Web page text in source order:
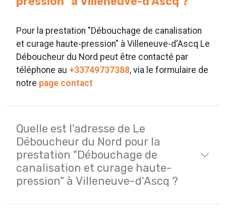
Pour la prestation "Débouchage de canalisation
et curage haute-pression" à Villeneuve-d'Ascq Le
Déboucheur du Nord peut être contacté par
téléphone au +33749737388, via le formulaire de
notre page contact
Quelle est l'adresse de Le
Déboucheur du Nord pour la
prestation "Débouchage de
canalisation et curage haute-
pression" à Villeneuve-d'Ascq ?